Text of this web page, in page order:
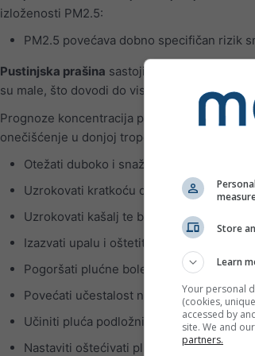
izloženosti PM2.5:
PM2.5 povećava dobno specifičan rizik
Pustinjska prašina sastoji se od čestica
su male, što dovodi do visokih koncentracija
Prognoze koncentracija plinova koji
onečišćenje u donjoj troposferi uglavnom
Otežati duboko i snažno disanje
Uzrokovati kratkoću daha i bol pri
Uzrokovati kašalj te bol ili grebanje u grlu
Izazvati upalu i oštetiti dišne putove
Pogoršati plućne bolesti poput astme,
Povećati učestalost napada astme
Učiniti pluća podložnijima infekcijama
Nastaviti oštećivati pluća čak i kada
Store
Learn
Your personal
(cookies,
accessed by
site. We and
partners.